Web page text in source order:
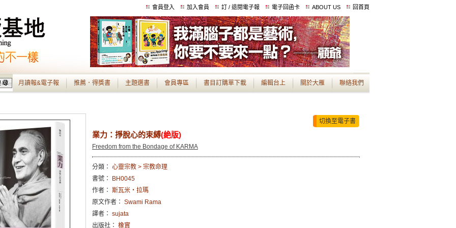
會員登入 加入會員 訂 / 退閱電子報 電子回函卡 ABOUT US 回首頁
月讀報&電子報 推薦．得獎書 主題選書 會員專區 書目訂購單下載 編輯台上 關於大雁 聯絡我們
切換至電子書
業力：掙脫心的束縛(絶版)
Freedom from the Bondage of KARMA
分類： 心靈宗教 > 宗教命理
書號：
BH0045
作者： 斯瓦米‧拉瑪
原文作者： Swami Rama
譯者： sujata
出版社： 橡實